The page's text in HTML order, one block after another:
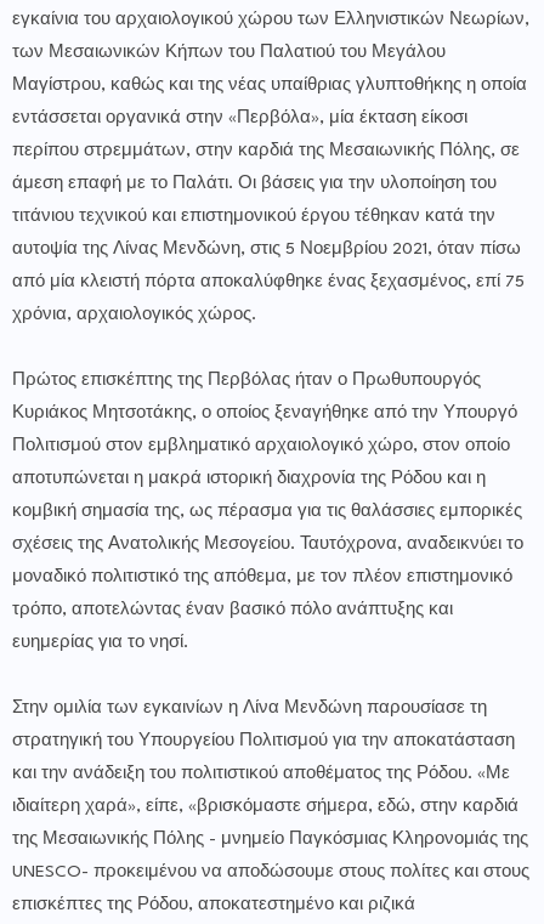
εγκαίνια του αρχαιολογικού χώρου των Ελληνιστικών Νεωρίων,
των Μεσαιωνικών Κήπων του Παλατιού του Μεγάλου
Μαγίστρου, καθώς και της νέας υπαίθριας γλυπτοθήκης η οποία
εντάσσεται οργανικά στην «Περβόλα», μία έκταση είκοσι
περίπου στρεμμάτων, στην καρδιά της Μεσαιωνικής Πόλης, σε
άμεση επαφή με το Παλάτι. Οι βάσεις για την υλοποίηση του
τιτάνιου τεχνικού και επιστημονικού έργου τέθηκαν κατά την
αυτοψία της Λίνας Μενδώνη, στις 5 Νοεμβρίου 2021, όταν πίσω
από μία κλειστή πόρτα αποκαλύφθηκε ένας ξεχασμένος, επί 75
χρόνια, αρχαιολογικός χώρος.
Πρώτος επισκέπτης της Περβόλας ήταν ο Πρωθυπουργός
Κυριάκος Μητσοτάκης, ο οποίος ξεναγήθηκε από την Υπουργό
Πολιτισμού στον εμβληματικό αρχαιολογικό χώρο, στον οποίο
αποτυπώνεται η μακρά ιστορική διαχρονία της Ρόδου και η
κομβική σημασία της, ως πέρασμα για τις θαλάσσιες εμπορικές
σχέσεις της Ανατολικής Μεσογείου. Ταυτόχρονα, αναδεικνύει το
μοναδικό πολιτιστικό της απόθεμα, με τον πλέον επιστημονικό
τρόπο, αποτελώντας έναν βασικό πόλο ανάπτυξης και
ευημερίας για το νησί.
Στην ομιλία των εγκαινίων η Λίνα Μενδώνη παρουσίασε τη
στρατηγική του Υπουργείου Πολιτισμού για την αποκατάσταση
και την ανάδειξη του πολιτιστικού αποθέματος της Ρόδου. «Με
ιδιαίτερη χαρά», είπε, «βρισκόμαστε σήμερα, εδώ, στην καρδιά
της Μεσαιωνικής Πόλης - μνημείο Παγκόσμιας Κληρονομιάς της
UNESCO- προκειμένου να αποδώσουμε στους πολίτες και στους
επισκέπτες της Ρόδου, αποκατεστημένο και ριζικά